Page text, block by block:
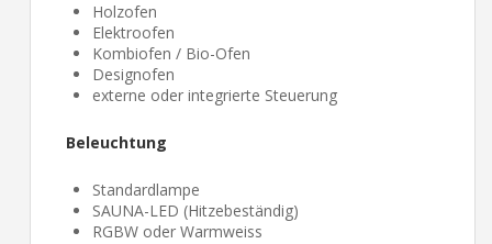
Holzofen
Elektroofen
Kombiofen / Bio-Ofen
Designofen
externe oder integrierte Steuerung
Beleuchtung
Standardlampe
SAUNA-LED (Hitzebeständig)
RGBW oder Warmweiss